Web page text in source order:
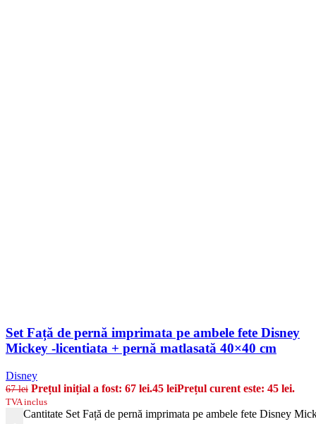
Set Față de pernă imprimata pe ambele fete Disney
Mickey -licentiata + pernă matlasată 40×40 cm
Disney
67lei Prețul inițial a fost: 67 lei.45 leiPrețul curent este: 45 lei.
TVA inclus
Cantitate Set Față de pernă imprimata pe ambele fete Disney